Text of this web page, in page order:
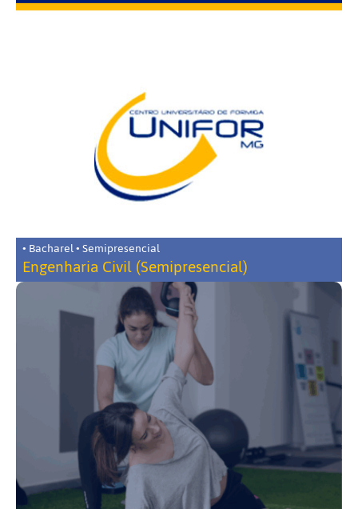
• Bacharel • Semipresencial
Engenharia Civil (Semipresencial)